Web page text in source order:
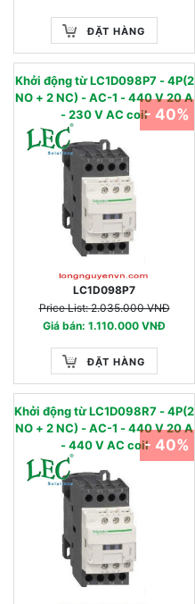
ĐẶT HÀNG
Khởi động từ LC1D098P7 - 4P(2
NO + 2 NC) - AC-1 - 440 V 20 A
- 230 V AC coil
LC1D098P7
Price List: 2.035.000 VNĐ
Giá bán: 1.110.000 VNĐ
ĐẶT HÀNG
- 40%
Khởi động từ LC1D098R7 - 4P(2
NO + 2 NC) - AC-1 - 440 V 20 A
- 440 V AC coil- 40%